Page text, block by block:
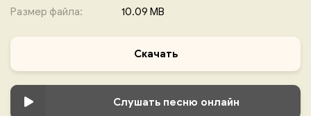
Размер файла:
10.09 MB
Скачать
Слушать песню онлайн